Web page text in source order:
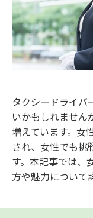
タクシードライバ
いかもしれません
増えています。女
され、女性でも挑
す。本記事では、
方や魅力について